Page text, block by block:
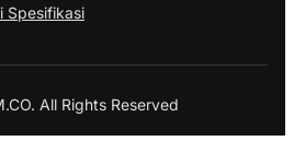
Spesifikasi
All Rights Reserved